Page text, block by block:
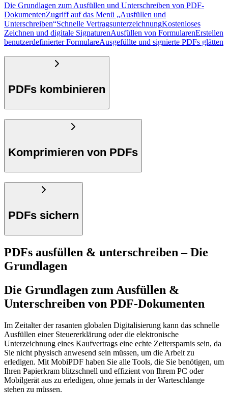
Die Grundlagen zum Ausfüllen und Unterschreiben von PDF-
DokumentenZugriff auf das Menü „Ausfüllen und
Unterschreiben“Schnelle VertragsunterzeichnungKostenloses
Zeichnen und digitale SignaturenAusfüllen von FormularenErstellen
benutzerdefinierter FormulareAusgefüllte und signierte PDFs glätten
PDFs kombinieren
Komprimieren von PDFs
PDFs sichern
PDFs ausfüllen & unterschreiben – Die
Grundlagen
Die Grundlagen zum Ausfüllen &
Unterschreiben von PDF-Dokumenten
Im Zeitalter der rasanten globalen Digitalisierung kann das schnelle
Ausfüllen einer Steuererklärung oder die elektronische
Unterzeichnung eines Kaufvertrags eine echte Zeitersparnis sein, da
Sie nicht physisch anwesend sein müssen, um die Arbeit zu
erledigen. Mit MobiPDF haben Sie alle Tools, die Sie benötigen, um
Ihren Papierkram blitzschnell und effizient von Ihrem PC oder
Mobilgerät aus zu erledigen, ohne jemals in der Warteschlange
stehen zu müssen.